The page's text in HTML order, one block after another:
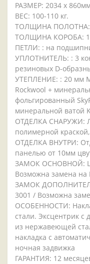
РАЗМЕР: 2034 x
ВЕС: 100-110 кг.
ТОЛЩИНА ПОЛОТНА:
ТОЛЩИНА КОРОБА:
ПЕТЛИ: : на
УПЛОТНИТЕЛЬ: : 3
резиновых D-
УТЕПЛЕНИЕ: : 20 мм
Rockwool +
фольгированный
минеральной ватой
ОТДЕЛКА СНАРУЖИ:
полимерной
ОТДЕЛКА ВНУТРИ:
панелью от 10мм
ЗАМОК ОСНОВНОЙ:
Возможна замена на
ЗАМОК
3001 / Возможна
ОСОБЕННОСТИ:
стали. Эксцентрик с
из нержавеющей
накладка с
ночная задвижка
ГАРАНТИЯ: 12